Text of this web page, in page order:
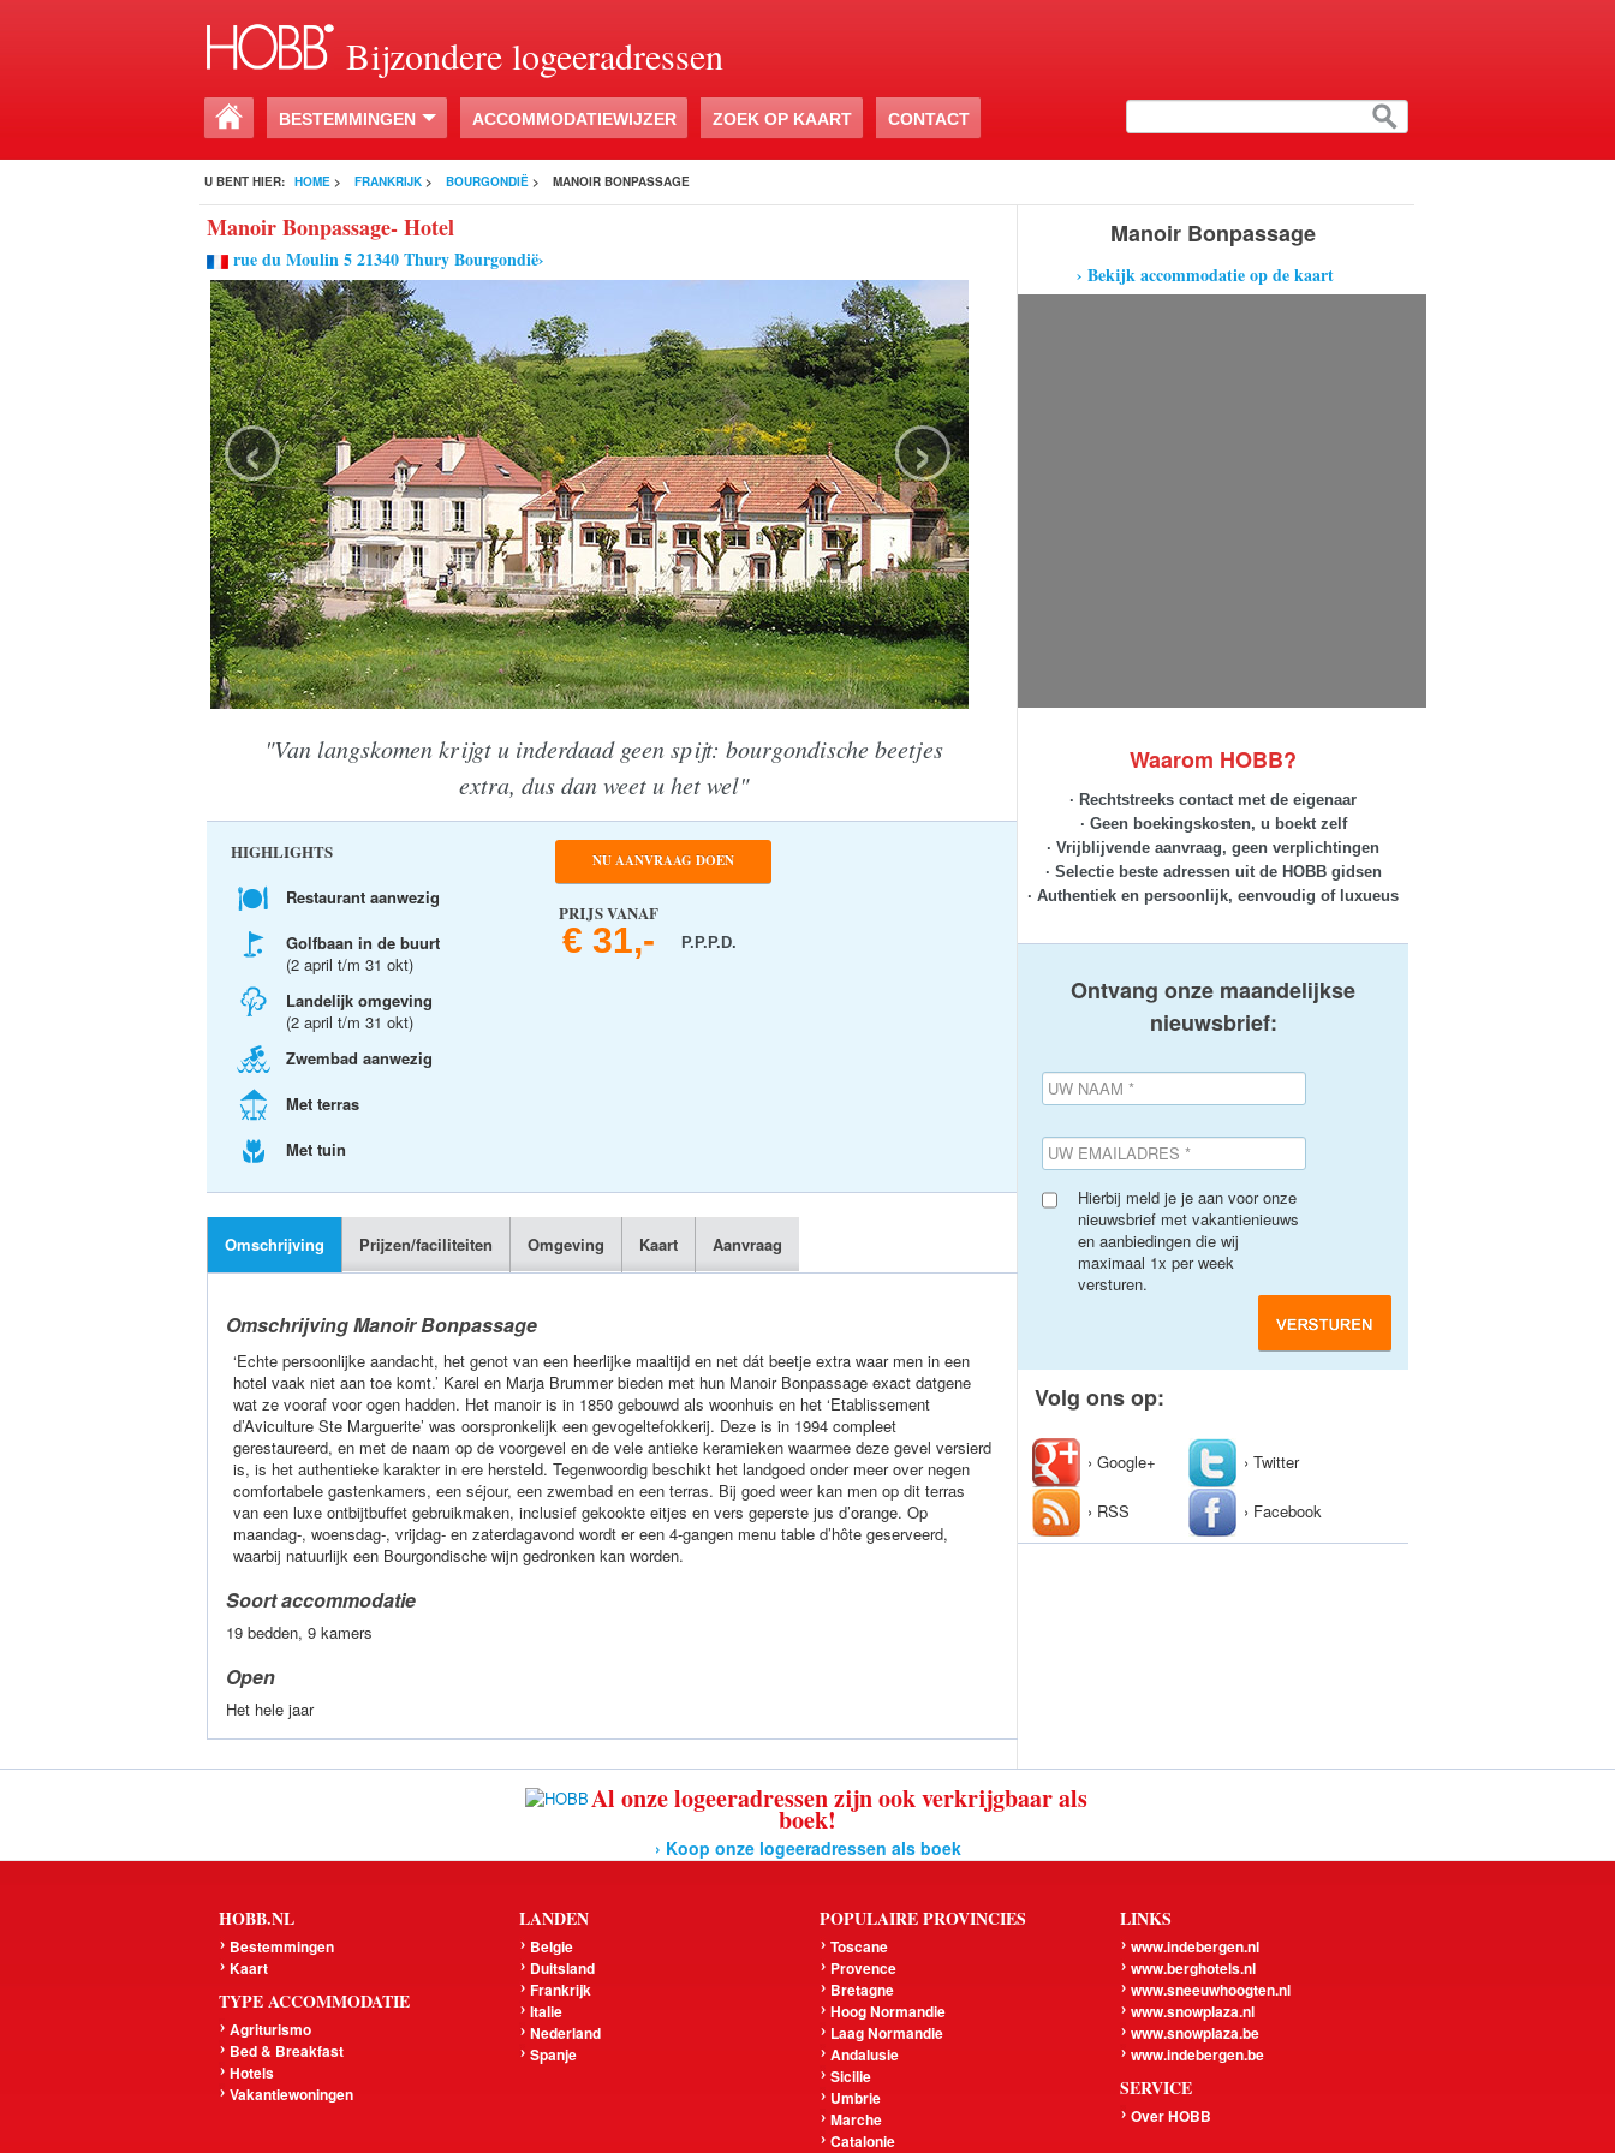
Bijzondere logeeradressen
BESTEMMINGEN ACCOMMODATIEWIJZER ZOEK OP KAART CONTACT
U BENT HIER: HOME > FRANKRIJK > BOURGONDIË > MANOIR BONPASSAGE
Manoir Bonpassage- Hotel
rue du Moulin 5 21340 Thury Bourgondië›
‹ ›
"Van langskomen krijgt u inderdaad geen spijt: bourgondische beetjes
extra, dus dan weet u het wel"
HIGHLIGHTS
Restaurant aanwezig
Golfbaan in de buurt
(2 april t/m 31 okt)
Landelijk omgeving
(2 april t/m 31 okt)
Zwembad aanwezig
Met terras
Met tuin
NU AANVRAAG DOEN
PRIJS VANAF
€ 31,- P.P.P.D.
Omschrijving Prijzen/faciliteiten Omgeving Kaart Aanvraag
Omschrijving Manoir Bonpassage
‘Echte persoonlijke aandacht, het genot van een heerlijke maaltijd en net dát beetje extra waar men in een
hotel vaak niet aan toe komt.’ Karel en Marja Brummer bieden met hun Manoir Bonpassage exact datgene
wat ze vooraf voor ogen hadden. Het manoir is in 1850 gebouwd als woonhuis en het ‘Etablissement
d’Aviculture Ste Marguerite’ was oorspronkelijk een gevogeltefokkerij. Deze is in 1994 compleet
gerestaureerd, en met de naam op de voorgevel en de vele antieke keramieken waarmee deze gevel versierd
is, is het authentieke karakter in ere hersteld. Tegenwoordig beschikt het landgoed onder meer over negen
comfortabele gastenkamers, een séjour, een zwembad en een terras. Bij goed weer kan men op dit terras
van een luxe ontbijtbuffet gebruikmaken, inclusief gekookte eitjes en vers geperste jus d’orange. Op
maandag-, woensdag-, vrijdag- en zaterdagavond wordt er een 4-gangen menu table d’hôte geserveerd,
waarbij natuurlijk een Bourgondische wijn gedronken kan worden.
Soort accommodatie
19 bedden, 9 kamers
Open
Het hele jaar
Manoir Bonpassage
› Bekijk accommodatie op de kaart
Waarom HOBB?
· Rechtstreeks contact met de eigenaar
· Geen boekingskosten, u boekt zelf
· Vrijblijvende aanvraag, geen verplichtingen
· Selectie beste adressen uit de HOBB gidsen
· Authentiek en persoonlijk, eenvoudig of luxueus
Ontvang onze maandelijkse
nieuwsbrief:
Hierbij meld je je aan voor onze
nieuwsbrief met vakantienieuws
en aanbiedingen die wij
maximaal 1x per week
versturen.
Volg ons op:
› Google+ › Twitter
› RSS › Facebook
Al onze logeeradressen zijn ook verkrijgbaar als
boek!
› Koop onze logeeradressen als boek
HOBB.NL
Bestemmingen
Kaart
TYPE ACCOMMODATIE
Agriturismo
Bed & Breakfast
Hotels
Vakantiewoningen
LANDEN
Belgie
Duitsland
Frankrijk
Italie
Nederland
Spanje
POPULAIRE PROVINCIES
Toscane
Provence
Bretagne
Hoog Normandie
Laag Normandie
Andalusie
Sicilie
Umbrie
Marche
Catalonie
LINKS
www.indebergen.nl
www.berghotels.nl
www.sneeuwhoogten.nl
www.snowplaza.nl
www.snowplaza.be
www.indebergen.be
SERVICE
Over HOBB